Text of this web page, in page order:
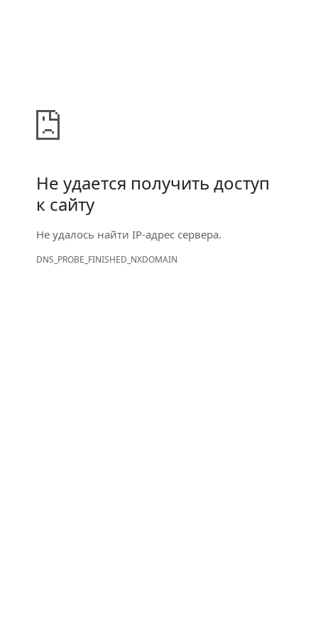
Не удается получить доступ
к сайту
Не удалось найти IP-адрес сервера.
DNS_PROBE_FINISHED_NXDOMAIN